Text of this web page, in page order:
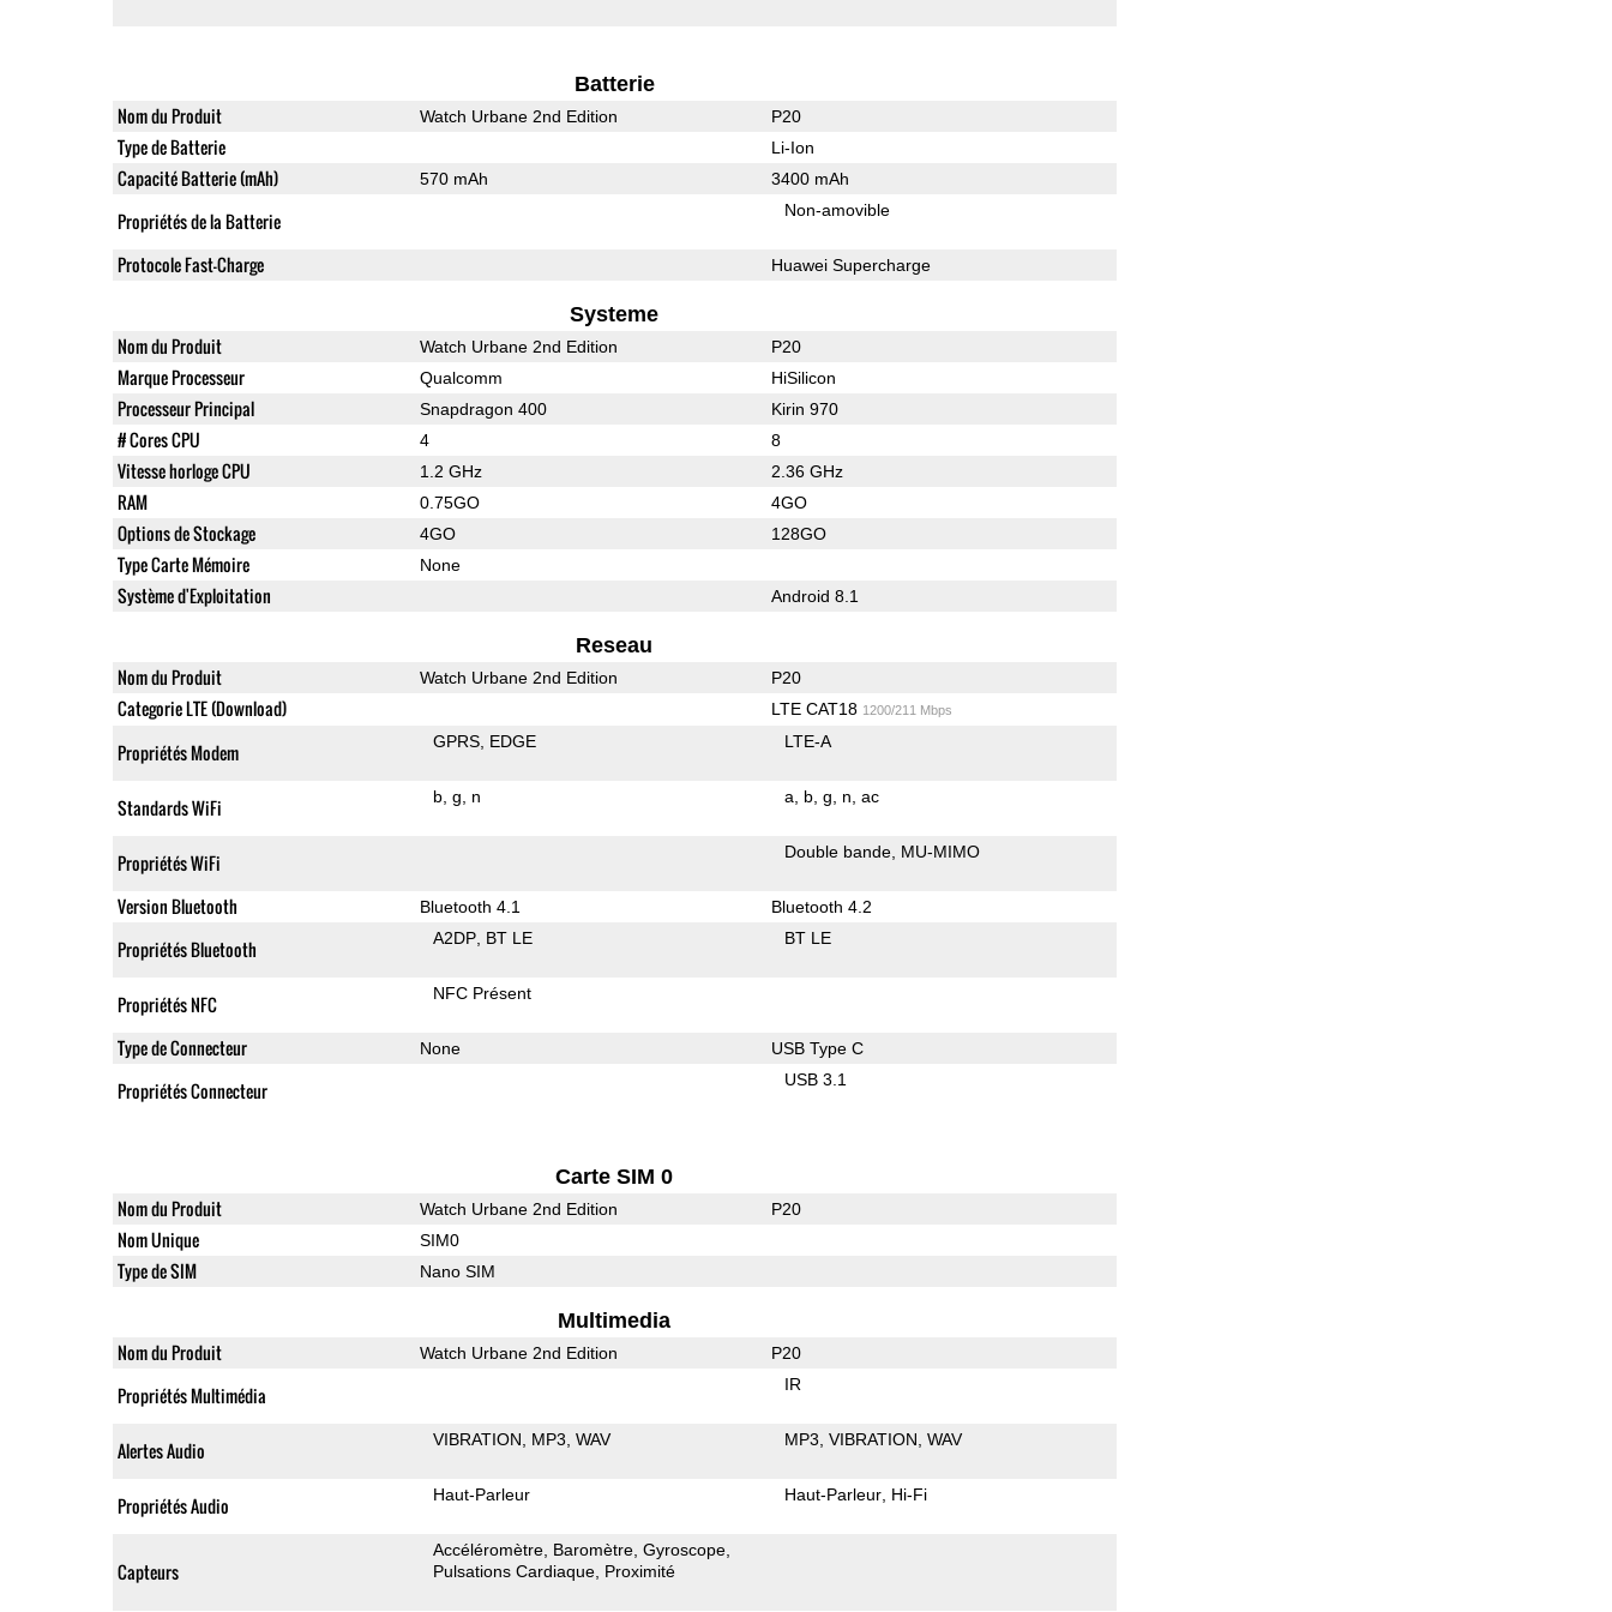
Batterie
Nom du Produit Watch Urbane 2nd Edition P20
Type de Batterie Li-Ion
Capacité Batterie (mAh) 570 mAh 3400 mAh
Propriétés de la Batterie Non-amovible
Protocole Fast-Charge Huawei Supercharge
Systeme
Nom du Produit Watch Urbane 2nd Edition P20
Marque Processeur Qualcomm HiSilicon
Processeur Principal Snapdragon 400 Kirin 970
# Cores CPU 4 8
Vitesse horloge CPU 1.2 GHz 2.36 GHz
RAM 0.75GO 4GO
Options de Stockage 4GO 128GO
Type Carte Mémoire None
Système d'Exploitation Android 8.1
Reseau
Nom du Produit Watch Urbane 2nd Edition P20
Categorie LTE (Download) LTE CAT18 1200/211 Mbps
Propriétés Modem GPRS EDGE LTE-A
Standards WiFi b g n a b g n ac
Propriétés WiFi Double bande MU-MIMO
Version Bluetooth Bluetooth 4.1 Bluetooth 4.2
Propriétés Bluetooth A2DP BT LE BT LE
Propriétés NFC NFC Présent
Type de Connecteur None USB Type C
Propriétés Connecteur USB 3.1
Carte SIM 0
Nom du Produit Watch Urbane 2nd Edition P20
Nom Unique SIM0
Type de SIM Nano SIM
Multimedia
Nom du Produit Watch Urbane 2nd Edition P20
Propriétés Multimédia IR
Alertes Audio VIBRATION MP3 WAV MP3 VIBRATION WAV
Propriétés Audio Haut-Parleur Haut-Parleur Hi-Fi
Capteurs
Accéléromètre Baromètre Gyroscope
Pulsations Cardiaque Proximité